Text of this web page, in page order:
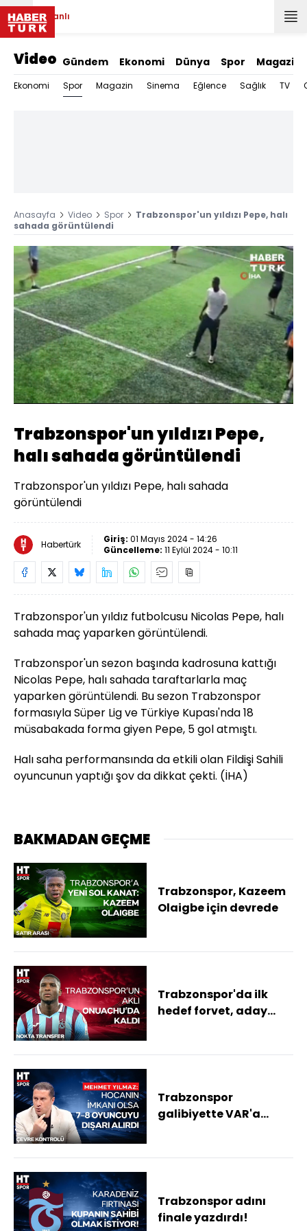
Canlı
Video Gündem Ekonomi Dünya Spor Magazin
Ekonomi Spor Magazin Sinema Eğlence Sağlık TV
Anasayfa Video Spor
Trabzonspor'un yıldızı Pepe, halı
sahada görüntülendi
Sesi
Aç
Yüklendi:
58.97%
Oynatma
Hızı
Trabzonspor'un yıldızı Pepe,
halı sahada görüntülendi
Trabzonspor'un yıldızı Pepe, halı sahada
görüntülendi
Habertürk Giriş: 01 Mayıs 2024 - 14:26
Güncelleme: 11 Eylül 2024 - 10:11
Trabzonspor'un yıldız futbolcusu Nicolas Pepe, halı
sahada maç yaparken görüntülendi.
Trabzonspor'un sezon başında kadrosuna kattığı
Nicolas Pepe, halı sahada taraftarlarla maç
yaparken görüntülendi. Bu sezon Trabzonspor
formasıyla Süper Lig ve Türkiye Kupası'nda 18
müsabakada forma giyen Pepe, 5 gol atmıştı.
Halı saha performansında da etkili olan Fildişi Sahili
oyuncunun yaptığı şov da dikkat çekti. (İHA)
BAKMADAN GEÇME
Trabzonspor, Kazeem
Olaigbe için devrede
Trabzonspor'da ilk
hedef forvet, aday
Trabzonspor
galibiyette VAR'a
Trabzonspor adını
finale yazdırdı!